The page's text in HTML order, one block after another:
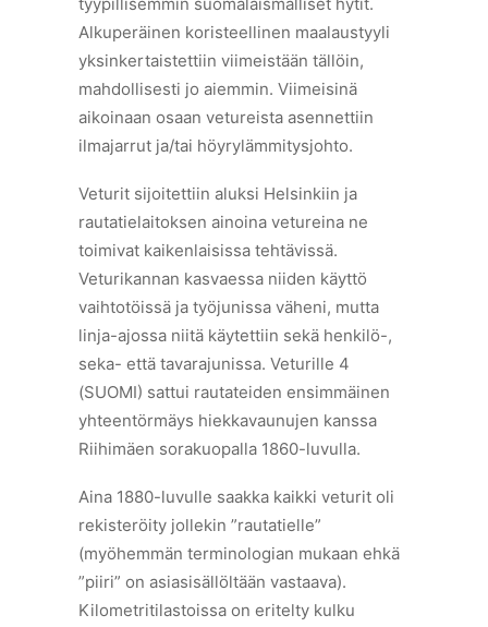
Alkuperäinen koristeellinen maalaustyyli
yksinkertaistettiin viimeistään tällöin,
mahdollisesti jo aiemmin. Viimeisinä
aikoinaan osaan vetureista asennettiin
ilmajarrut ja/tai höyrylämmitysjohto.
Veturit sijoitettiin aluksi Helsinkiin ja
rautatielaitoksen ainoina vetureina ne
toimivat kaikenlaisissa tehtävissä.
Veturikannan kasvaessa niiden käyttö
vaihtotöissä ja työjunissa väheni, mutta
linja-ajossa niitä käytettiin sekä henkilö-,
seka- että tavarajunissa. Veturille 4
(SUOMI) sattui rautateiden ensimmäinen
yhteentörmäys hiekkavaunujen kanssa
Riihimäen sorakuopalla 1860-luvulla.
Aina 1880-luvulle saakka kaikki veturit oli
rekisteröity jollekin ”rautatielle”
(myöhemmän terminologian mukaan ehkä
”piiri” on asiasisällöltään vastaava).
Kilometritilastoissa on eritelty kulku